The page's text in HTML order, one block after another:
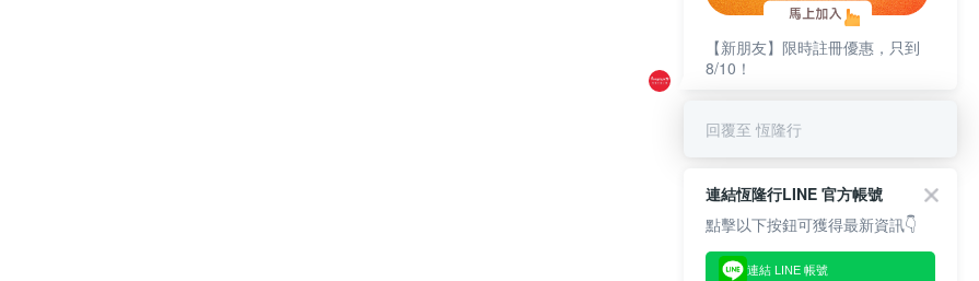
【新朋友】限時註冊優惠，只到
8/10！
回覆至 恆隆行
連結恆隆行LINE 官方帳號
點擊以下按鈕可獲得最新資訊👇
連結 LINE 帳號